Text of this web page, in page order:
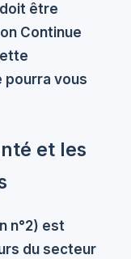
doit être
Continue
pourra vous
et les
n°2) est
du secteur